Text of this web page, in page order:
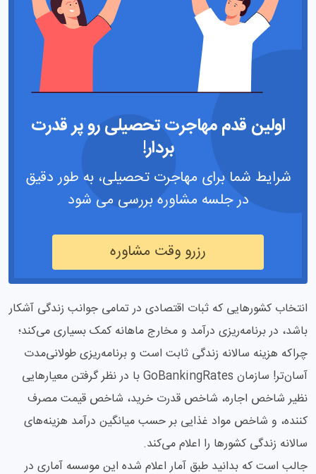
اولین قدم مهاجرت تحصیلی رو پر قدرت
بردار!
شرایط شما برای مهاجرت تحصیلی، به طور دقیق
در جلسه مشاوره بررسی می شود
رزرو وقت مشاوره
انتخاب کشورهایی که ثبات اقتصادی در تمامی جوانب زندگی آشکار
باشد، در برنامه‌ریزی درآمد و مخارج ماهانه کمک بسیاری می‌کند؛
چراکه هزینه سالانه زندگی ثابت است و برنامه‌ریزی طولانی‌مدت
آسان‌تر! سازمان GoBankingRates با در نظر گرفتن معیارهایی
نظیر شاخص اجاره، شاخص قدرت خرید، شاخص قیمت مصرف
کننده، و شاخص مواد غذایی بر حسب میانگین درآمد هزینه‌های
سالانه زندگی کشورها را اعلام می‌کند.
جالب است که بدانید طبق آمار اعلام شده این موسسه آماری در